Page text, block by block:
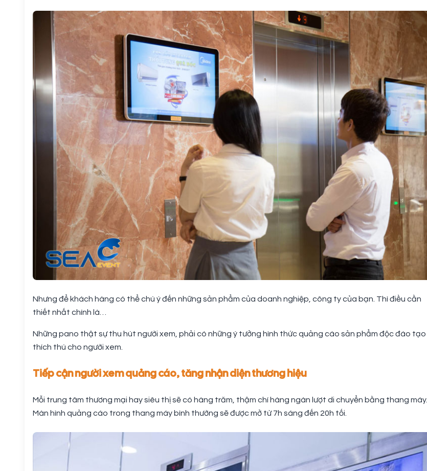
Nhưng để khách hàng có thể chú ý đến những sản phẩm của doanh nghiệp, công ty của bạn. Thì điều cần
thiết nhất chính là…
Những pano thật sự thu hút người xem, phải có những ý tưởng hình thức quảng cáo sản phẩm độc đáo tạo
thích thú cho người xem.
Tiếp cận người xem quảng cáo, tăng nhận diện thương hiệu
Mỗi trung tâm thương mại hay siêu thị sẽ có hàng trăm, thậm chí hàng ngàn lượt di chuyển bằng thang máy.
Màn hình quảng cáo trong thang máy bình thường sẽ được mở từ 7h sáng đến 20h tối.